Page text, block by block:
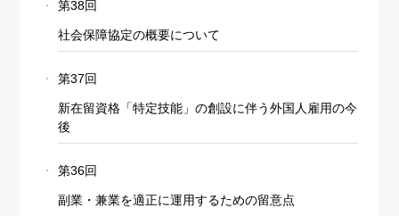
第38回
社会保障協定の概要について
第37回
新在留資格「特定技能」の創設に伴う外国人雇用の今
後
第36回
副業・兼業を適正に運用するための留意点